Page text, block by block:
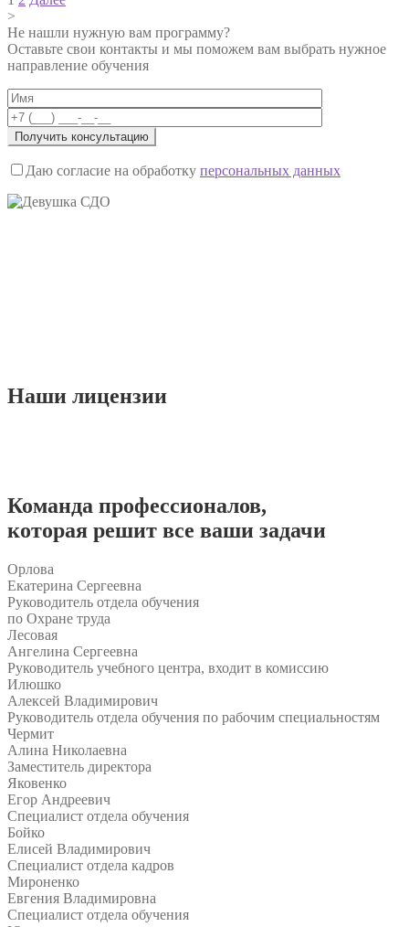
>
Не нашли нужную вам программу?
Оставьте свои контакты и мы поможем вам выбрать нужное
направление обучения
Даю согласие на обработку персональных данных
Наши лицензии
Команда профессионалов,
которая решит все ваши задачи
Орлова
Екатерина Сергеевна
Руководитель отдела обучения
по Охране труда
Лесовая
Ангелина Сергеевна
Руководитель учебного центра, входит в комиссию
Илюшко
Алексей Владимирович
Руководитель отдела обучения по рабочим специальностям
Чермит
Алина Николаевна
Заместитель директора
Яковенко
Егор Андреевич
Специалист отдела обучения
Бойко
Елисей Владимирович
Специалист отдела кадров
Мироненко
Евгения Владимировна
Специалист отдела обучения